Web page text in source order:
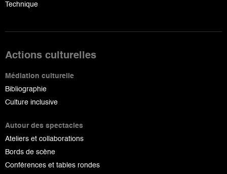
Technique
Actions culturelles
Médiation culturelle
Bibliographie
Culture inclusive
Autour des spectacles
Ateliers et collaborations
Bords de scène
Conférences et tables rondes